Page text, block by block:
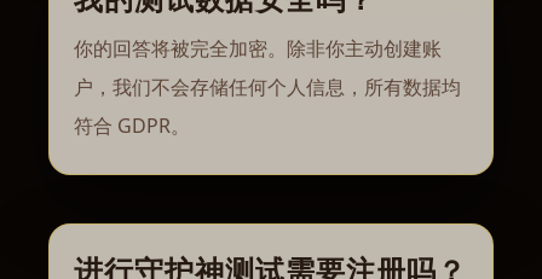
你的回答将被完全加密。除非你主动创建账
户，我们不会存储任何个人信息，所有数据均
符合 GDPR。
进行守护神测试需要注册吗？